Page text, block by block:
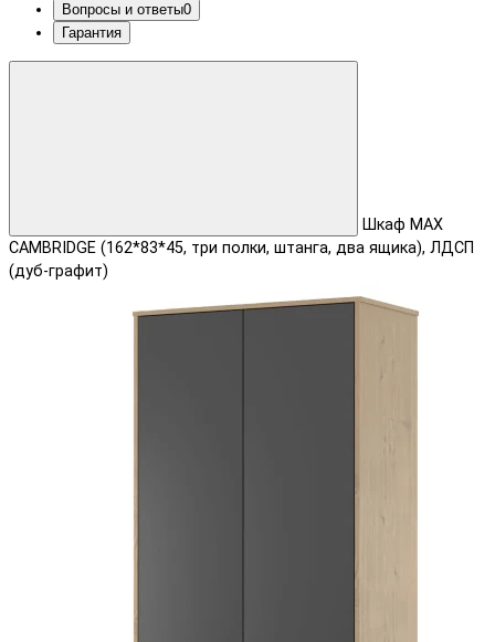
Вопросы и ответы0
Гарантия
Шкаф MAX
CAMBRIDGE (162*83*45, три полки, штанга, два ящика), ЛДСП
(дуб-графит)